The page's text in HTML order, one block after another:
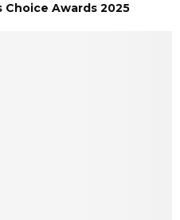
Choice Awards 2025